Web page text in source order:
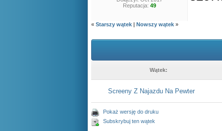
Reputacja: 49
« Starszy wątek | Nowszy wątek »
Wątek:
Screeny Z Najazdu Na Pewter
Pokaż wersję do druku
Subskrybuj ten wątek